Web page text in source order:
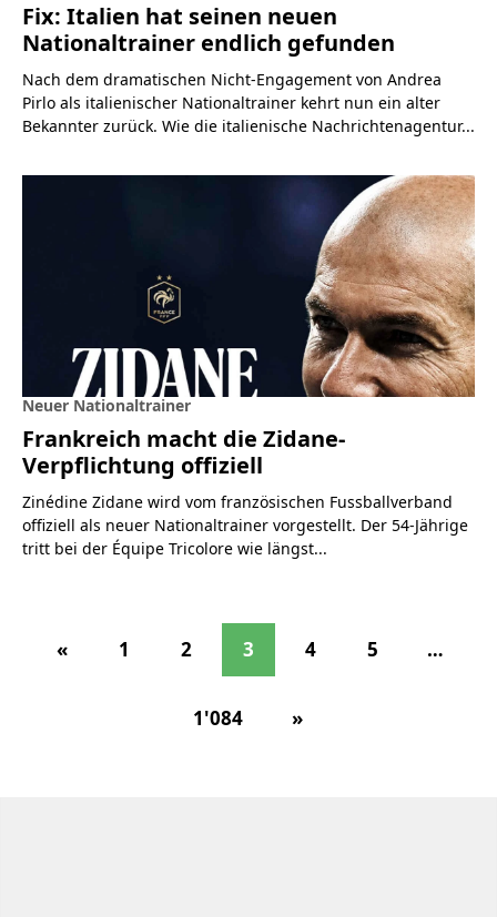
Fix: Italien hat seinen neuen
Nationaltrainer endlich gefunden
Nach dem dramatischen Nicht-Engagement von Andrea
Pirlo als italienischer Nationaltrainer kehrt nun ein alter
Bekannter zurück. Wie die italienische Nachrichtenagentur...
Neuer Nationaltrainer
Frankreich macht die Zidane-
Verpflichtung offiziell
Zinédine Zidane wird vom französischen Fussballverband
offiziell als neuer Nationaltrainer vorgestellt. Der 54-Jährige
tritt bei der Équipe Tricolore wie längst...
« 1 2 3 4 5 …
1'084 »